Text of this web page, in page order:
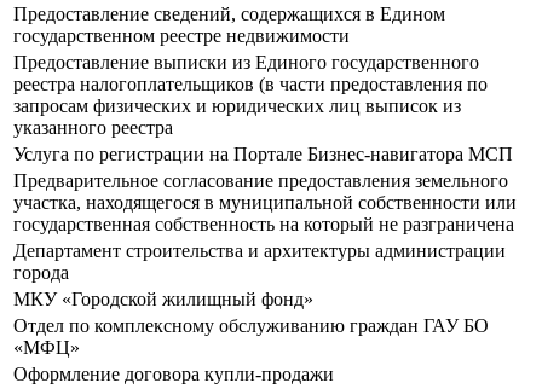
Предоставление сведений, содержащихся в Едином
государственном реестре недвижимости
Предоставление выписки из Единого государственного
реестра налогоплательщиков (в части предоставления по
запросам физических и юридических лиц выписок из
указанного реестра
Услуга по регистрации на Портале Бизнес-навигатора МСП
Предварительное согласование предоставления земельного
участка, находящегося в муниципальной собственности или
государственная собственность на который не разграничена
Департамент строительства и архитектуры администрации
города
МКУ «Городской жилищный фонд»
Отдел по комплексному обслуживанию граждан ГАУ БО
«МФЦ»
Оформление договора купли-продажи